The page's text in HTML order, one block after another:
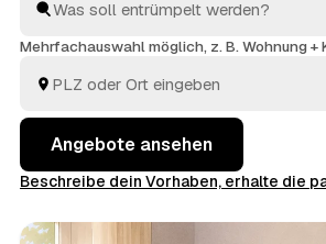
– die Profis räumen schnell aus und
fachgerecht. So ist dies die
Mehrfachauswahl möglich, z. B. Wohnung +
Angebote ansehen
Beschreibe dein Vorhaben, erhalte die